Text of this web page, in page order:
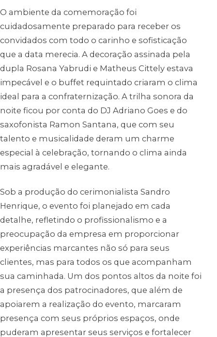
O ambiente da comemoração foi
cuidadosamente preparado para receber os
convidados com todo o carinho e sofisticação
que a data merecia. A decoração assinada pela
dupla Rosana Yabrudi e Matheus Cittely estava
impecável e o buffet requintado criaram o clima
ideal para a confraternização. A trilha sonora da
noite ficou por conta do DJ Adriano Goes e do
saxofonista Ramon Santana, que com seu
talento e musicalidade deram um charme
especial à celebração, tornando o clima ainda
mais agradável e elegante.
Sob a produção do cerimonialista Sandro
Henrique, o evento foi planejado em cada
detalhe, refletindo o profissionalismo e a
preocupação da empresa em proporcionar
experiências marcantes não só para seus
clientes, mas para todos os que acompanham
sua caminhada. Um dos pontos altos da noite foi
a presença dos patrocinadores, que além de
apoiarem a realização do evento, marcaram
presença com seus próprios espaços, onde
puderam apresentar seus serviços e fortalecer